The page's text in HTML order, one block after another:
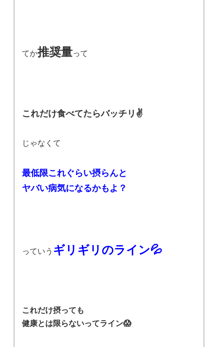
てか推奨量って
これだけ食べてたらバッチリ✌️
じゃなくて
最低限これぐらい摂らんと
ヤバい病気になるかもよ？
っていう ギリギリのライン💦
これだけ摂っても
健康とは限らないってライン😱